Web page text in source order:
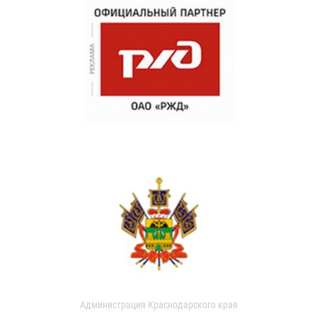
Администрация Краснодарского края